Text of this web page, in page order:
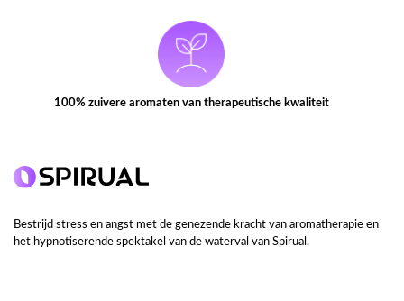
100% zuivere aromaten van therapeutische kwaliteit
Bestrijd stress en angst met de genezende kracht van aromatherapie en
het hypnotiserende spektakel van de waterval van Spirual.